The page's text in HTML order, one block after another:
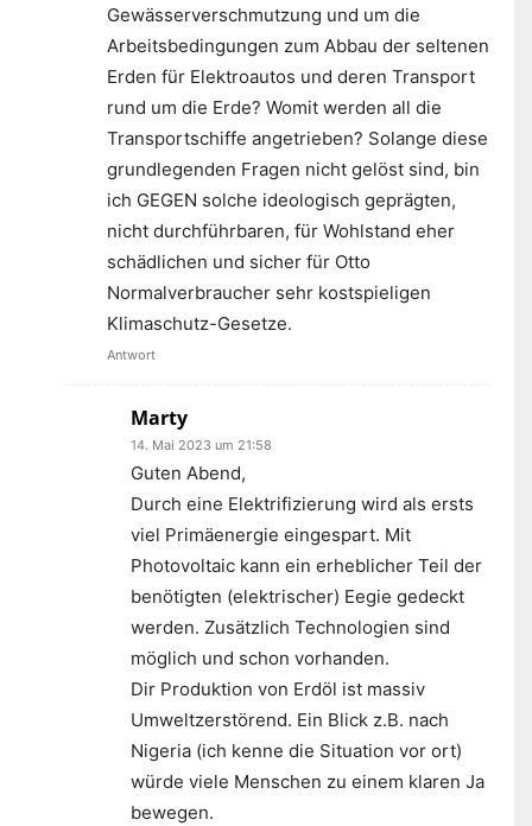
Gewässerverschmutzung und um die
Arbeitsbedingungen zum Abbau der seltenen
Erden für Elektroautos und deren Transport
rund um die Erde? Womit werden all die
Transportschiffe angetrieben? Solange diese
grundlegenden Fragen nicht gelöst sind, bin
ich GEGEN solche ideologisch geprägten,
nicht durchführbaren, für Wohlstand eher
schädlichen und sicher für Otto
Normalverbraucher sehr kostspieligen
Klimaschutz-Gesetze.
Antwort
Marty
14. Mai 2023 um 21:58
Guten Abend,
Durch eine Elektrifizierung wird als ersts
viel Primäenergie eingespart. Mit
Photovoltaic kann ein erheblicher Teil der
benötigten (elektrischer) Eegie gedeckt
werden. Zusätzlich Technologien sind
möglich und schon vorhanden.
Dir Produktion von Erdöl ist massiv
Umweltzerstörend. Ein Blick z.B. nach
Nigeria (ich kenne die Situation vor ort)
würde viele Menschen zu einem klaren Ja
bewegen.